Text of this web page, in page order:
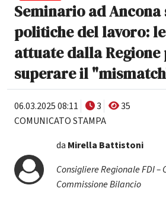
Seminario ad Ancona
politiche del lavoro:
attuate dalla Regione
superare il
06.03.2025 08:11 3
35
COMUNICATO STAMPA
da Mirella Battistoni
Consigliere Regionale FDI –
Commissione Bilancio